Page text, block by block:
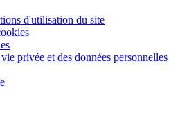
d'utilisation du site
privée et des données personnelles